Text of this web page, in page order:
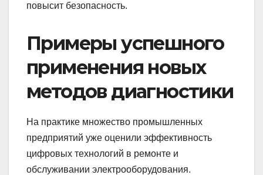
повысит безопасность.
Примеры успешного
применения новых
методов диагностики
На практике множество промышленных
предприятий уже оценили эффективность
цифровых технологий в ремонте и
обслуживании электрооборудования.